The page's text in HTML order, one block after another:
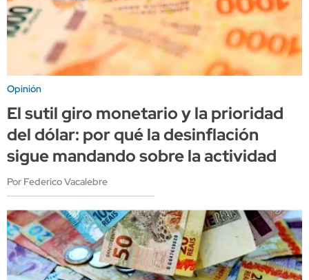
Opinión
El sutil giro monetario y la prioridad
del dólar: por qué la desinflación
sigue mandando sobre la actividad
Por Federico Vacalebre